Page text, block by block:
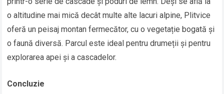
o altitudine mai mică decât multe alte lacuri alpine, Plitvice
oferă un peisaj montan fermecător, cu o vegetație bogată și
o faună diversă. Parcul este ideal pentru drumeții și pentru
explorarea apei și a cascadelor.
Concluzie